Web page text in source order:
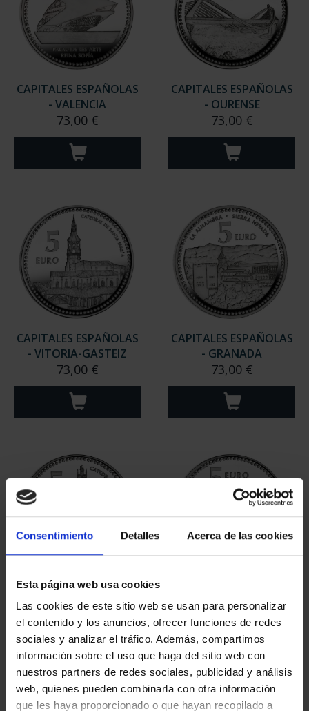
Consentimiento Detalles Acerca de las cookies
Esta página web usa cookies
Las cookies de este sitio web se usan para personalizar
el contenido y los anuncios, ofrecer funciones de redes
sociales y analizar el tráfico. Además, compartimos
información sobre el uso que haga del sitio web con
nuestros partners de redes sociales, publicidad y análisis
web, quienes pueden combinarla con otra información
que les haya proporcionado o que hayan recopilado a
CAPITALES ESPAÑOLAS
- VALENCIA
73,00 €
CAPITALES ESPAÑOLAS
- OURENSE
73,00 €
CAPITALES ESPAÑOLAS
- VITORIA-GASTEIZ
73,00 €
CAPITALES ESPAÑOLAS
- GRANADA
73,00 €
CAPITALES ESPAÑOLAS
- PALENCIA
73,00 €
- GUADALAJARA
73,00 €